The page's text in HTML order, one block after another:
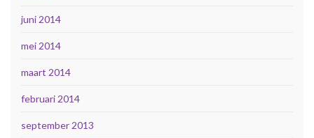
juni 2014
mei 2014
maart 2014
februari 2014
september 2013